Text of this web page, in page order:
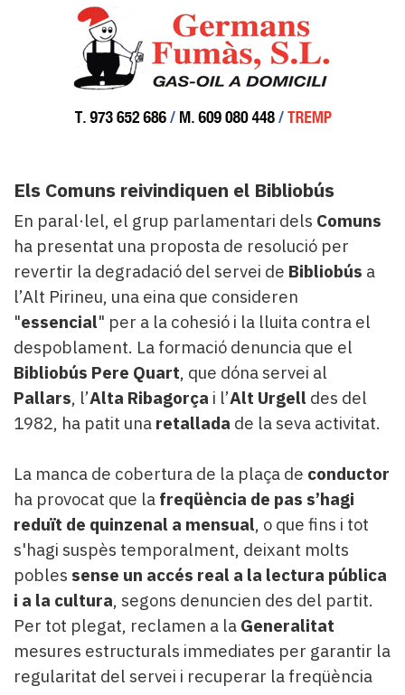
Els Comuns reivindiquen el Bibliobús
En paral·lel, el grup parlamentari dels Comuns
ha presentat una proposta de resolució per
revertir la degradació del servei de Bibliobús a
l’Alt Pirineu, una eina que consideren
"essencial" per a la cohesió i la lluita contra el
despoblament. La formació denuncia que el
Bibliobús Pere Quart, que dóna servei al
Pallars, l’Alta Ribagorça i l’Alt Urgell des del
1982, ha patit una retallada de la seva activitat.
La manca de cobertura de la plaça de conductor
ha provocat que la freqüència de pas s’hagi
reduït de quinzenal a mensual, o que fins i tot
s'hagi suspès temporalment, deixant molts
pobles sense un accés real a la lectura pública
i a la cultura, segons denuncien des del partit.
Per tot plegat, reclamen a la Generalitat
mesures estructurals immediates per garantir la
regularitat del servei i recuperar la freqüència